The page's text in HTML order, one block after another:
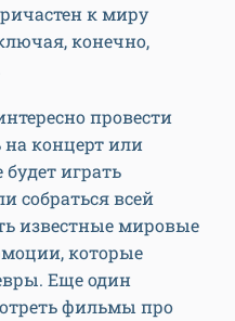
к миру
конечно,
провести
концерт или
будет играть
собраться всей
известные мировые
которые
Еще один
фильмы про